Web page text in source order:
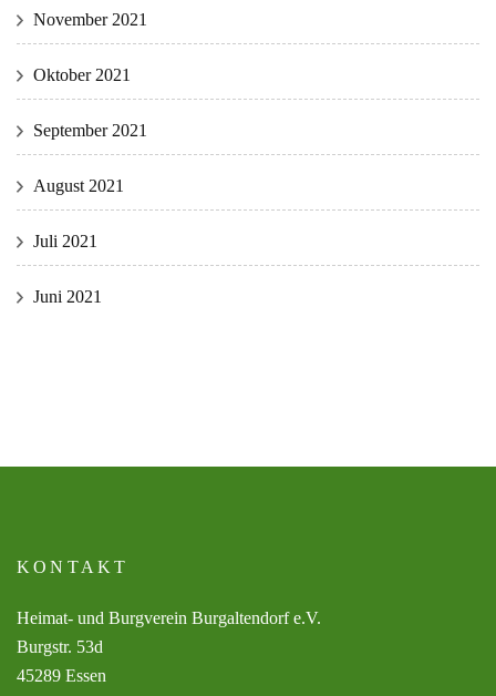
November 2021
Oktober 2021
September 2021
August 2021
Juli 2021
Juni 2021
KONTAKT
Heimat- und Burgverein Burgaltendorf e.V.
Burgstr. 53d
45289 Essen